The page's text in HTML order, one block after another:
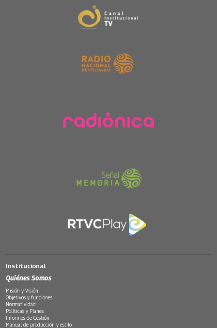
Institucional
Quiénes Somos
Misión y Visión
Objetivos y funciones
Normatividad
Políticas y Planes
Informes de Gestión
Manual de producción y estilo